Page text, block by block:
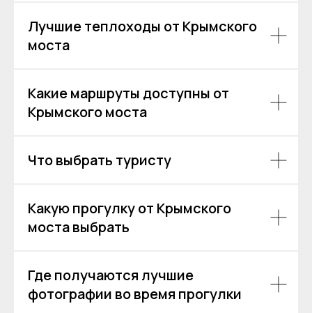
Лучшие теплоходы от Крымского
моста
Какие маршруты доступны от
Крымского моста
Что выбрать туристу
Какую прогулку от Крымского
моста выбрать
Где получаются лучшие
фотографии во время прогулки
Аренда теплоходов
Контакты